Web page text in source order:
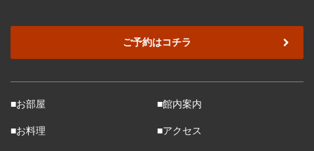
ご予約はコチラ
■お部屋
■お料理
■館内案内
■アクセス